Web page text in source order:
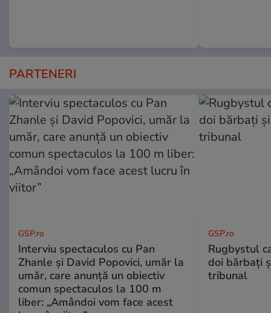
PARTENERI
GSP.ro
Interviu spectaculos cu Pan
Zhanle și David Popovici, umăr la
umăr, care anunță un obiectiv
comun spectaculos la 100 m
liber: „Amândoi vom face acest
GSP.ro
Rugbystul
doi bărbați
tribunal